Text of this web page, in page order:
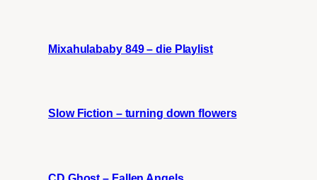
Mixahulababy 849 – die Playlist
Slow Fiction – turning down flowers